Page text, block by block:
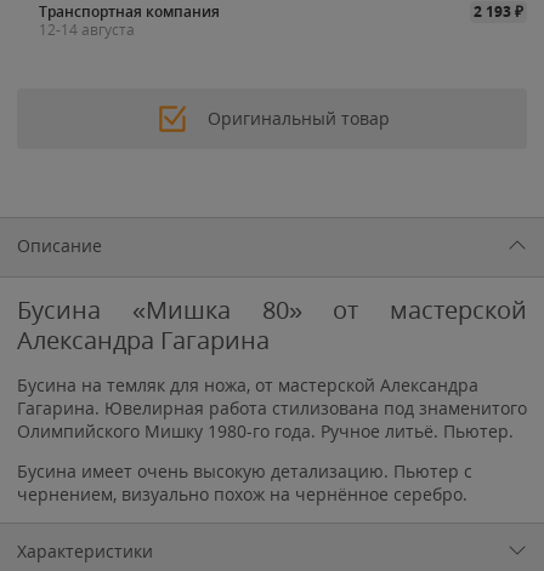
Транспортная компания
2 193₽
12-14 августа
Оригинальный товар
Описание
Бусина «Мишка 80» от мастерской
Александра Гагарина
Бусина на темляк для ножа, от мастерской Александра
Гагарина. Ювелирная работа стилизована под знаменитого
Олимпийского Мишку 1980-го года. Ручное литьё. Пьютер.
Бусина имеет очень высокую детализацию. Пьютер с
чернением, визуально похож на чернённое серебро.
Характеристики